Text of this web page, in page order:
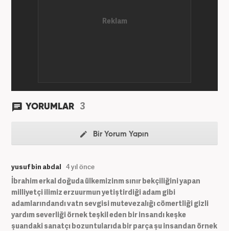
YORUMLAR 3
Bir Yorum Yapın
yusuf bin abdal 4 yıl önce
İbrahim erkal doğuda ülkemizinm sınır bekçiliğini yapan
milliyetçi ilimiz erzuurmun yetiştirdiği adam gibi
adamlarındandı vatn sevgisi mutevezalığı cömertliği gizli
yardım severliği örnek teşkil eden bir insandı keşke
şuandaki sanatçı bozuntularıda bir parça şu insandan örnek